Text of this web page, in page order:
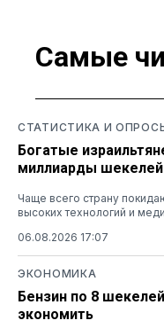
Самые
СТАТИСТИКА И
Богатые
миллиарды шекелей
Чаще всего страну
высоких технологий и
06.08.2026 17:07
ЭКОНОМИКА
Бензин по 8
экономить